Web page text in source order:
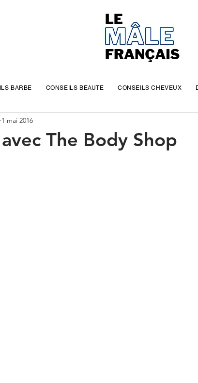
The Body Shop
1 mai 2016
BARBE CONSEILS BEAUTE CONSEILS CHEVEUX